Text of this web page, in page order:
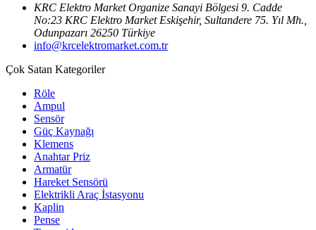
KRC Elektro Market Organize Sanayi Bölgesi 9. Cadde
No:23 KRC Elektro Market Eskişehir, Sultandere 75. Yıl Mh.,
Odunpazarı 26250 Türkiye
info@krcelektromarket.com.tr
Çok Satan Kategoriler
Röle
Ampul
Sensör
Güç Kaynağı
Klemens
Anahtar Priz
Armatür
Hareket Sensörü
Elektrikli Araç İstasyonu
Kaplin
Pense